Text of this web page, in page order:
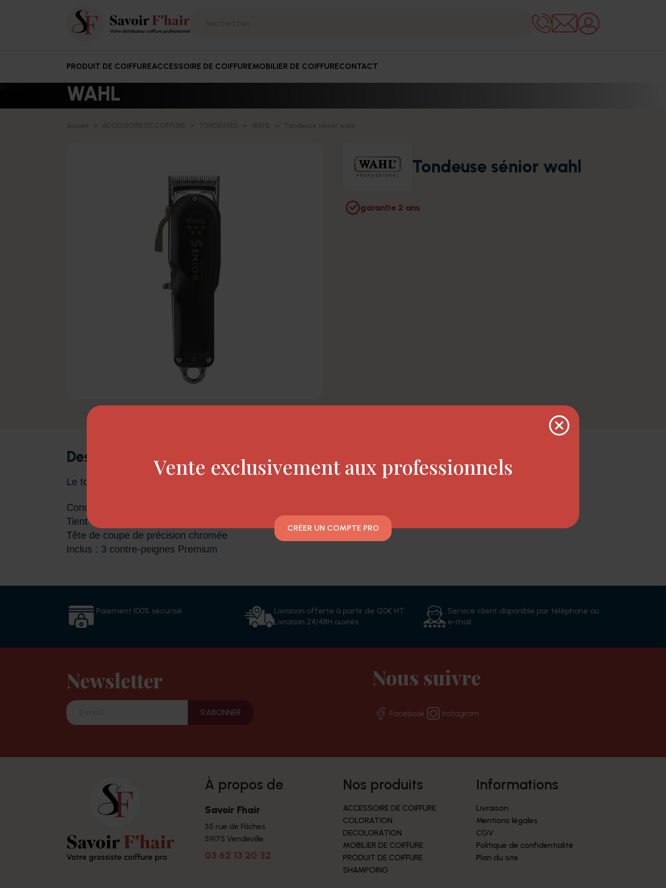
PRODUIT DE COIFFUREACCESSOIRE DE COIFFUREMOBILIER DE COIFFURECONTACT
WAHL
Tondeuse sénior wahl
garantie 2 ans
Description
Le tondeuse Senior Cordless offre une batterie lithium-ion de haute qualité avec une autonomie de 70 minutes.
Conception ergonomique
Tient confortablement dans la main pour une bonne maniabilité
Tête de coupe de précision chromée
Inclus : 3 contre-peignes Premium
Paiement 100% sécurisé
Livraison offerte à partir de 120€ HT
Livraison 24/48H ouvrés
Service client disponible par téléphone ou
e-mail
Newsletter Nous suivre
Facebook Instagram
à propos de
Savoir Fhair
35 rue de Fâches
59175 Vendeville
03 62 13 20 32
nos produits
ACCESSOIRE DE COIFFURE
COLORATION
DECOLORATION
MOBILIER DE COIFFURE
PRODUIT DE COIFFURE
SHAMPOING
informations
Livraison
Mentions légales
CGV
Politique de confidentialité
Plan du site
Vente exclusivement aux professionnels
CRÉER UN COMPTE PRO